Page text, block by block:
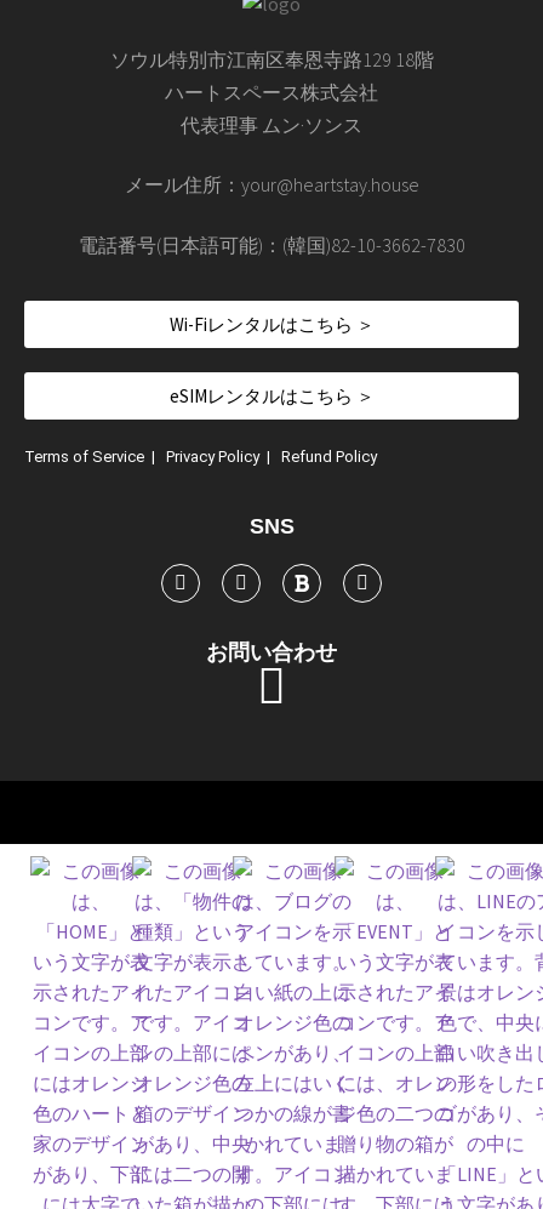
ソウル特別市江南区奉恩寺路129 18階
ハートスペース株式会社
代表理事 ムン·ソンス
メール住所：your@heartstay.house
電話番号(日本語可能)：(韓国)82-10-3662-7830
Wi-Fiレンタルはこちら ＞
eSIMレンタルはこちら ＞
Terms of Service | Privacy Policy | Refund Policy
SNS
お問い合わせ